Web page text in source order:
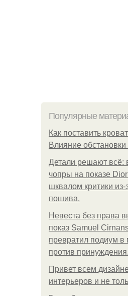
Популярные
Как поставить
Влияние обстановки
Детали решают всё:
чопры на показе
шквалом критики
пошива.
Невеста без права
показ Samuel
превратил подиум в
против принуждения.
Привет всем
интерьеров и не